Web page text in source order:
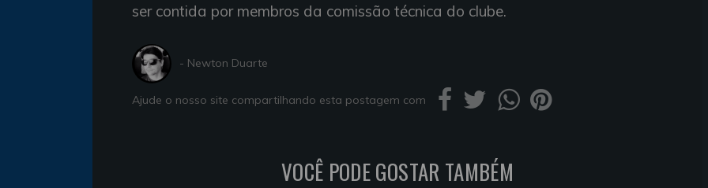
ser contida por membros da comissão técnica do clube.
- Newton Duarte
Ajude o nosso site compartilhando esta postagem com
VOCÊ PODE GOSTAR TAMBÉM